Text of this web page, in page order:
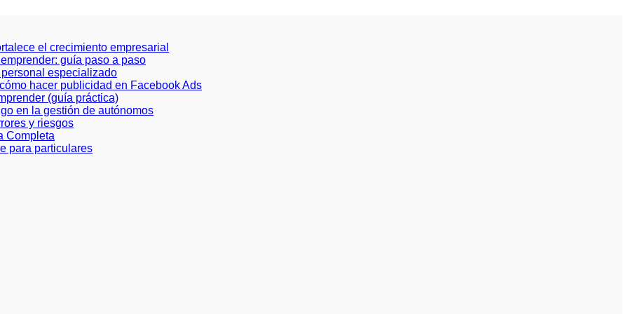
el crecimiento empresarial
guía paso a paso
especializado
hacer publicidad en Facebook Ads
(guía práctica)
en la gestión de autónomos
y riesgos
Completa
para particulares